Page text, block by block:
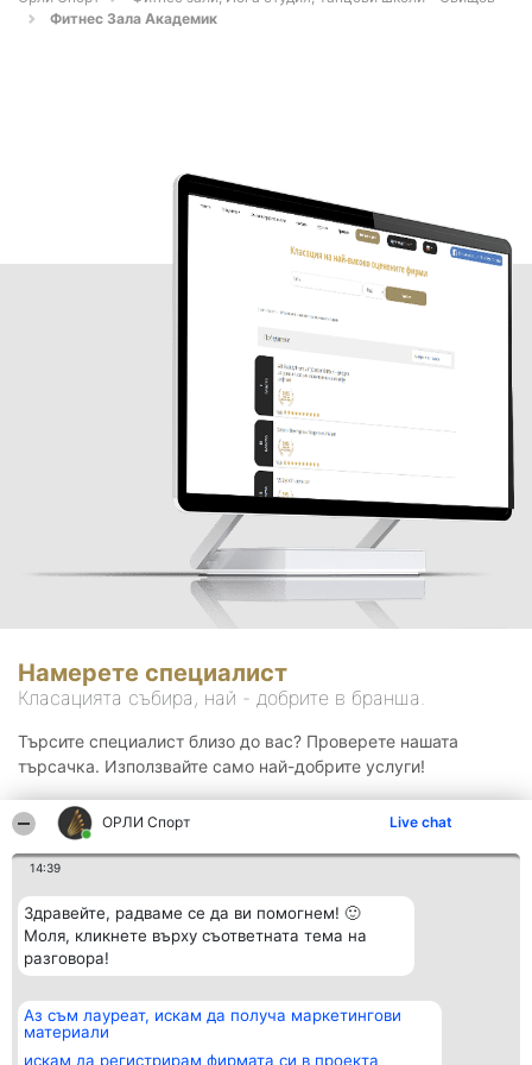
ОРЛИ Спорт Live chat
14:39
Здравейте, радваме се да ви помогнем! 🙂
Моля, кликнете върху съответната тема на
разговора!
Аз съм лауреат, искам да получа маркетингови
материали
искам да регистрирам фирмата си в проекта
Фитнес Зала Академик
Намерете специалист
Класацията събира, най - добрите в бранша.
Търсите специалист близо до вас? Проверете нашата
търсачка. Използвайте само най-добрите услуги!
Организатор на
класиране
Класация Контакти